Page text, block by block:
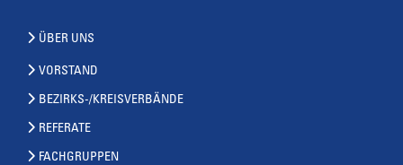
ÜBER UNS
VORSTAND
BEZIRKS-/KREISVERBÄNDE
REFERATE
FACHGRUPPEN